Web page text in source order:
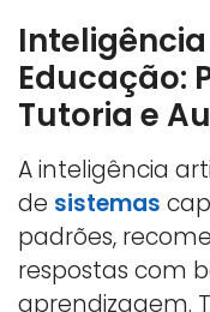
Educação:
Tutoria e
A inteligência
de sistemas
padrões,
respostas com
aprendizagem.